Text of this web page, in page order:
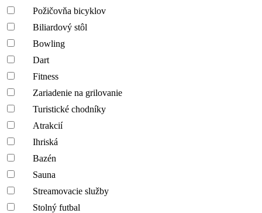
Požičovňa bicyklov
Biliardový stôl
Bowling
Dart
Fitness
Zariadenie na grilovanie
Turistické chodníky
Atrakcií
Ihriská
Bazén
Sauna
Streamovacie služby
Stolný futbal